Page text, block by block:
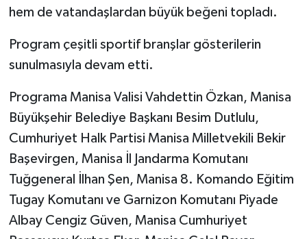
hem de vatandaşlardan büyük beğeni topladı.
Program çeşitli sportif branşlar gösterilerin
sunulmasıyla devam etti.
Programa Manisa Valisi Vahdettin Özkan, Manisa
Büyükşehir Belediye Başkanı Besim Dutlulu,
Cumhuriyet Halk Partisi Manisa Milletvekili Bekir
Başevirgen, Manisa İl Jandarma Komutanı
Tuğgeneral İlhan Şen, Manisa 8. Komando Eğitim
Tugay Komutanı ve Garnizon Komutanı Piyade
Albay Cengiz Güven, Manisa Cumhuriyet